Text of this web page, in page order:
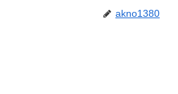
akno1380